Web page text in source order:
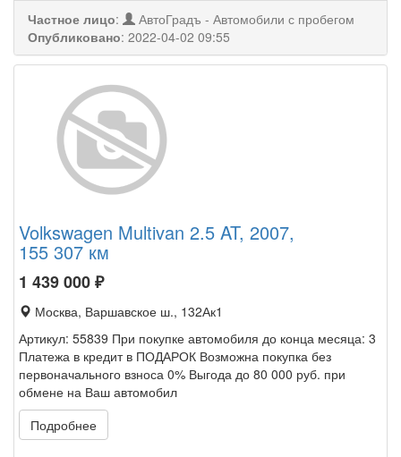
Частное лицо:
АвтоГрадъ - Автомобили с пробегом
Опубликовано: 2022-04-02 09:55
Volkswagen Multivan 2.5 AT, 2007,
155 307 км
1 439 000₽
Москва, Варшавское ш., 132Ак1
Артикул: 55839 При покупке автомобиля до конца месяца: 3
Платежа в кредит в ПОДАРОК Возможна покупка без
первоначального взноса 0% Выгода до 80 000 руб. при
обмене на Ваш автомобил
Подробнее